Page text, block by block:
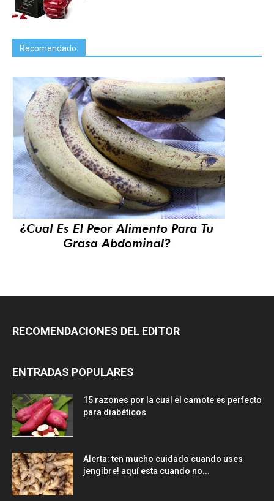
Recomendado:
RECOMENDACIONES DEL EDITOR
ENTRADAS POPULARES
15 razones por la cual el camote es perfecto
para diabéticos
Alerta: ten mucho cuidado cuando uses
jengibre! aquí esta cuando no...